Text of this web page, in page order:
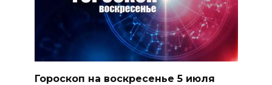
Гороскоп на воскресенье 5 июля